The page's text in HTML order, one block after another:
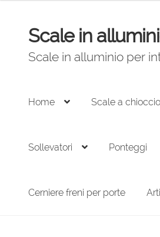
Vai
alla
navigazione
Vai
al
contenuto
Scale in
Scale in alluminio per
Home Scale a
Sollevatori Ponteggi
Cerniere freni per porte